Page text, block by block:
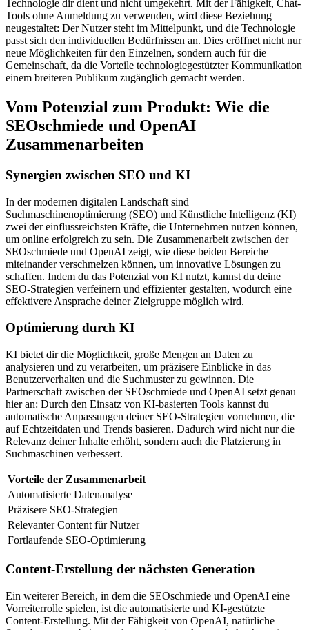
Technologie dir dient und nicht umgekehrt. Mit der Fähigkeit, Chat-
Tools ohne Anmeldung zu verwenden, wird diese Beziehung
neugestaltet: Der Nutzer steht im Mittelpunkt, und die Technologie
passt sich den individuellen Bedürfnissen an. Dies eröffnet nicht nur
neue Möglichkeiten für den Einzelnen, sondern auch für die
Gemeinschaft, da die Vorteile technologiegestützter Kommunikation
einem breiteren Publikum zugänglich gemacht werden.
Vom Potenzial zum Produkt: Wie die
SEOschmiede und OpenAI
Zusammenarbeiten
Synergien zwischen SEO und KI
In der modernen digitalen Landschaft sind
Suchmaschinenoptimierung (SEO) und Künstliche Intelligenz (KI)
zwei der einflussreichsten Kräfte, die Unternehmen nutzen können,
um online erfolgreich zu sein. Die Zusammenarbeit zwischen der
SEOschmiede und OpenAI zeigt, wie diese beiden Bereiche
miteinander verschmelzen können, um innovative Lösungen zu
schaffen. Indem du das Potenzial von KI nutzt, kannst du deine
SEO-Strategien verfeinern und effizienter gestalten, wodurch eine
effektivere Ansprache deiner Zielgruppe möglich wird.
Optimierung durch KI
KI bietet dir die Möglichkeit, große Mengen an Daten zu
analysieren und zu verarbeiten, um präzisere Einblicke in das
Benutzerverhalten und die Suchmuster zu gewinnen. Die
Partnerschaft zwischen der SEOschmiede und OpenAI setzt genau
hier an: Durch den Einsatz von KI-basierten Tools kannst du
automatische Anpassungen deiner SEO-Strategien vornehmen, die
auf Echtzeitdaten und Trends basieren. Dadurch wird nicht nur die
Relevanz deiner Inhalte erhöht, sondern auch die Platzierung in
Suchmaschinen verbessert.
Vorteile der Zusammenarbeit
Automatisierte Datenanalyse
Präzisere SEO-Strategien
Relevanter Content für Nutzer
Fortlaufende SEO-Optimierung
Content-Erstellung der nächsten Generation
Ein weiterer Bereich, in dem die SEOschmiede und OpenAI eine
Vorreiterrolle spielen, ist die automatisierte und KI-gestützte
Content-Erstellung. Mit der Fähigkeit von OpenAI, natürliche